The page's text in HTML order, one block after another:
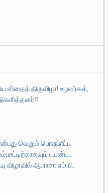
விதைத் திருவிழா! உழவர்கள்,
வெறும் பொருளீட்ட
பயன்பட
விழாவில் ஆ.ராசா எம்.பி.